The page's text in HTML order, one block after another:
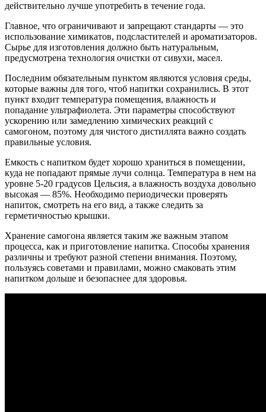
действительно лучше употребить в течение года.
Главное, что ограничивают и запрещают стандарты — это
использование химикатов, подсластителей и ароматизаторов.
Сырье для изготовления должно быть натуральным,
предусмотрена технология очистки от сивухи, масел.
Последним обязательным пунктом являются условия среды,
которые важны для того, чтоб напитки сохранились. В этот
пункт входит температура помещения, влажность и
попадание ультрафиолета. Эти параметры способствуют
ускорению или замедлению химических реакций с
самогоном, поэтому для чистого дистиллята важно создать
правильные условия.
Емкость с напитком будет хорошо храниться в помещении,
куда не попадают прямые лучи солнца. Температура в нем на
уровне 5-20 градусов Цельсия, а влажность воздуха довольно
высокая — 85%. Необходимо периодически проверять
напиток, смотреть на его вид, а также следить за
герметичностью крышки.
Хранение самогона является таким же важным этапом
процесса, как и приготовление напитка. Способы хранения
различны и требуют разной степени внимания. Поэтому,
пользуясь советами и правилами, можно смаковать этим
напитком дольше и безопаснее для здоровья.